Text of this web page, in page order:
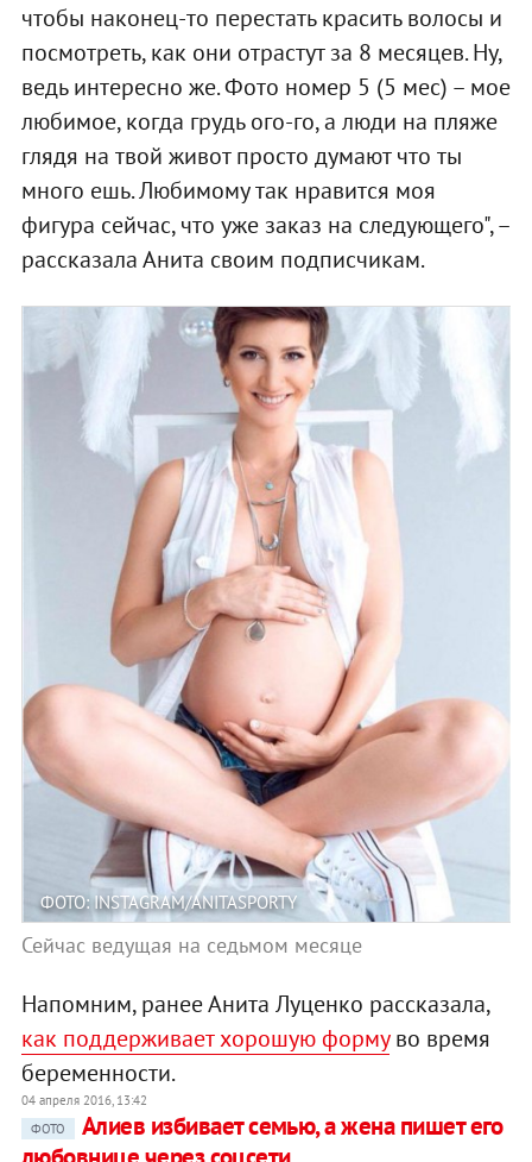
чтобы наконец-то перестать красить волосы и
посмотреть, как они отрастут за 8 месяцев. Ну,
ведь интересно же. Фото номер 5 (5 мес) – мое
любимое, когда грудь ого-го, а люди на пляже
глядя на твой живот просто думают что ты
много ешь. Любимому так нравится моя
фигура сейчас, что уже заказ на следующего", –
рассказала Анита своим подписчикам.
ФОТО: INSTAGRAM/ANITASPORTY
Сейчас ведущая на седьмом месяце
Напомним, ранее Анита Луценко рассказала,
как поддерживает хорошую формуво время
беременности.
04 апреля 2016, 13:42
ФОТО
Алиев избивает семью, а жена пишет его